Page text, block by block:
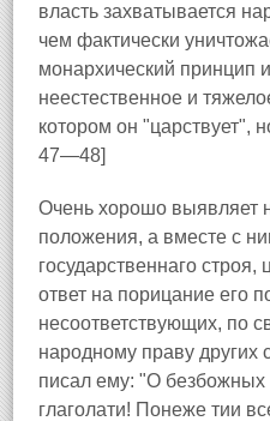
власть захватывается
чем фактически
монархический принцип
неестественное и
котором он "царствует",
47—48]
Очень хорошо выявляет
положения, а вместе с
государственнаго
ответ на порицание его
несоответствующих, по
народному праву других
писал ему: "О безбожных
глаголати! Понеже тии